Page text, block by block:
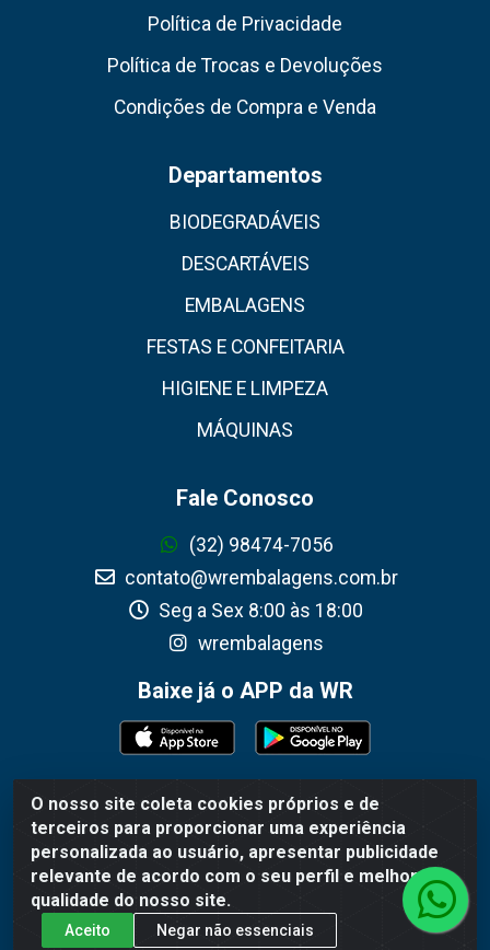
O nosso site coleta cookies próprios e de
terceiros para proporcionar uma experiência
personalizada ao usuário, apresentar publicidade
relevante de acordo com o seu perfil e melhorar a
qualidade do nosso site.
Aceito Negar não essenciais
Política de Privacidade
Política de Trocas e Devoluções
Condições de Compra e Venda
Departamentos
BIODEGRADÁVEIS
DESCARTÁVEIS
EMBALAGENS
FESTAS E CONFEITARIA
HIGIENE E LIMPEZA
MÁQUINAS
Fale Conosco
(32) 98474-7056
contato@wrembalagens.com.br
Seg a Sex 8:00 às 18:00
wrembalagens
Baixe já o APP da WR
WR Embalagens - R. Cel. Teodoro Gomes de Araújo, 1360 -
Grogotó - Barbacena / MG - CEP 36202-628 - CNPJ
02.692.206/0001-55